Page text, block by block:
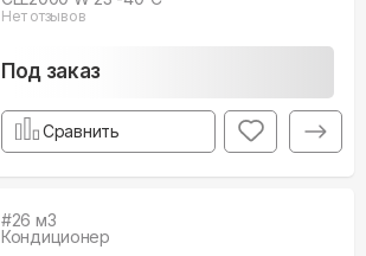
Нет отзывов
Под заказ
Сравнить
#26 м3
Кондиционер